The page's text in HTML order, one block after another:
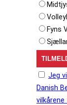
Fyns
Jeg
Danish